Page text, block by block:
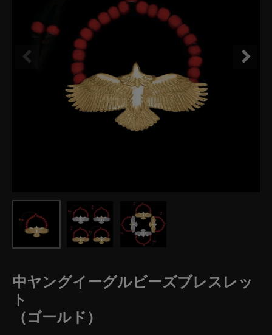
中ヤングイーグルビーズブレスレッ
ト
（ゴールド）